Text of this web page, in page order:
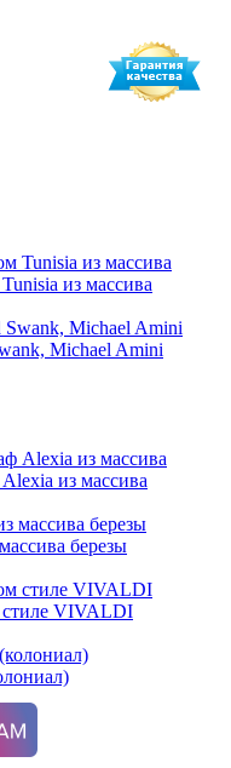
из массива
Michael Amini
из массива
березы
стиле VIVALDI